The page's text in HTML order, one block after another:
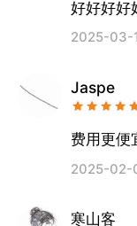
好好好好
2025-03-
Jaspe
费用更便
2025-02-
寒山客